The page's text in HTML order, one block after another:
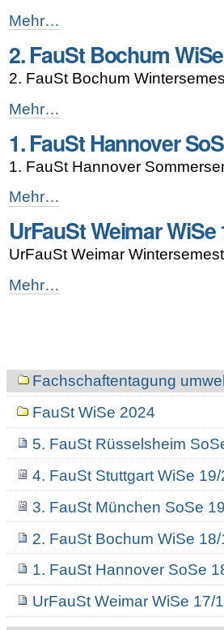
3.
FauSt
München
SoSe
19
Mehr…
2. FauSt Bochum
2. FauSt Bochum
2.
FauSt
Bochum
WiSe
18/19
Mehr…
1. FauSt Hannover
1. FauSt Hannover
1.
FauSt
Hannover
SoSe
18
Mehr…
UrFauSt Weimar WiSe
UrFauSt Weimar
UrFauSt
Weimar
Mehr…
NavigationFachschaftentagung
FauSt WiSe 2024
5. FauSt Rüsselsheim
4. FauSt Stuttgart WiSe 19/
3. FauSt München SoSe 19
2. FauSt Bochum WiSe 18/
1. FauSt Hannover SoSe
UrFauSt Weimar WiSe 17/